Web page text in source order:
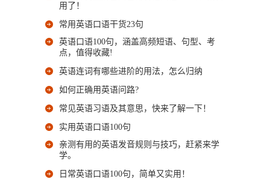
用了！
常用英语口语干货23句
英语口语100句，涵盖高频短语、句型、考
点，值得收藏!
英语连词有哪些进阶的用法，怎么归纳
如何正确用英语问路?
常见英语习语及其意思，快来了解一下！
实用英语口语100句
亲测有用的英语发音规则与技巧，赶紧来学
学。
日常英语口语100句，简单又实用！